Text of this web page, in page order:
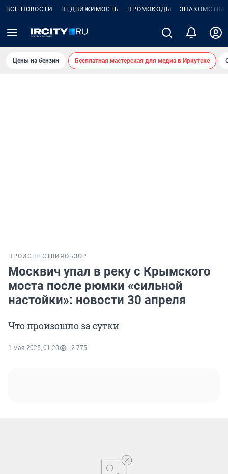
ВСЕ НОВОСТИ НЕДВИЖИМОСТЬ ПРОМОКОДЫ ЗНАКОМСТВА
Цены на бензин Бесплатная мастерская для медиа в Иркутске
ПРОИСШЕСТВИЯ ОБЗОР
Москвич упал в реку с Крымского
моста после рюмки «сильной
настойки»: новости 30 апреля
Что произошло за сутки
1 мая 2025, 01:20 2 775